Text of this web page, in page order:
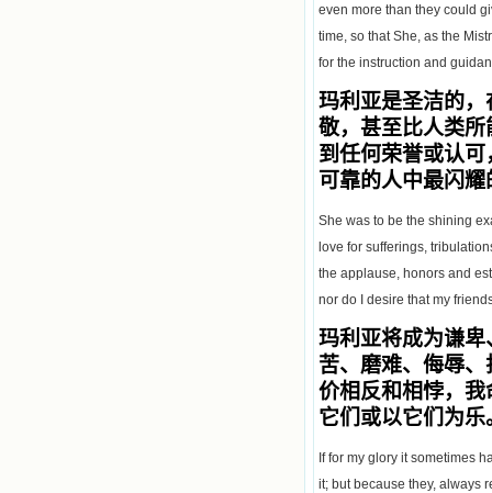
even more than they could
time, so that She, as the
for the instruction and
玛利亚是圣洁的
敬，甚至比人类
到任何荣誉或认
可靠的人中最闪
She was to be the shining
love for sufferings,
the applause, honors and
nor do I desire that my
玛利亚将成为谦卑
苦、磨难、侮辱
价相反和相悖，
它们或以它们为乐
If for my glory it sometimes
it; but because they, always